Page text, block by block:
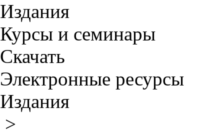
Издания
Курсы и семинары
Скачать
Электронные ресурсы
Издания
>